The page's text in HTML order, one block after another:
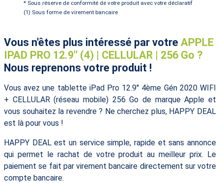
* Sous réserve de conformité de votre produit avec votre déclaratif
(1) Sous forme de virement bancaire
Vous n'êtes plus intéressé par votre APPLE
IPAD PRO 12.9'' (4) | CELLULAR | 256 Go ?
Nous reprenons votre produit !
Vous avez une tablette iPad Pro 12.9'' 4ème Gén 2020 WIFI
+ CELLULAR (réseau mobile) 256 Go de marque Apple et
vous souhaitez la revendre ? Ne cherchez plus, HAPPY DEAL
est là pour vous !
HAPPY DEAL est un service simple, rapide et sans annonce
qui permet le rachat de votre produit au meilleur prix. Le
paiement se fait par virement bancaire directement sur votre
compte bancaire.